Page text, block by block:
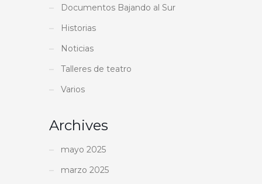
Documentos Bajando al Sur
Historias
Noticias
Talleres de teatro
Varios
Archives
mayo 2025
marzo 2025